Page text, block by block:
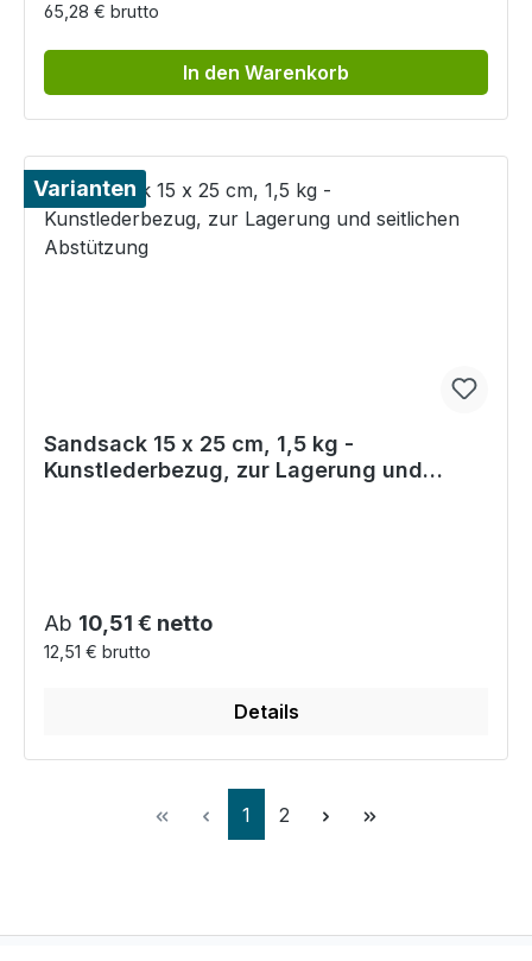
65,28 € brutto
In den Warenkorb
Varianten
Sandsack 15 x 25 cm, 1,5 kg -
Kunstlederbezug, zur Lagerung und
Regulärer Preis:
Ab 10,51 € netto
12,51 € brutto
Details
Seite
1 Seite
2